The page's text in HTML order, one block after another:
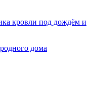
кровли под дождём и
дома